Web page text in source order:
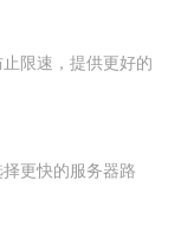
限速，提供更好的
更快的服务器路